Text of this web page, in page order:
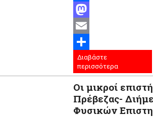
Facebook
Mastodon
Email
Μοιραστείτε
Διαβάστε
περισσότερα
Οι μικροί
Πρέβεζας-
Φυσικών